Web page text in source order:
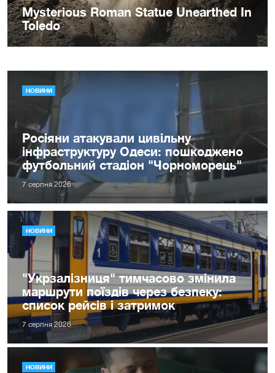
НОВИНИ
Росіяни атакували цивільну
інфраструктуру Одеси: пошкоджено
футбольний стадіон "Чорноморець"
7 серпня 2026
НОВИНИ
"Укрзалізниця" тимчасово змінила
маршрути поїздів через безпеку:
список рейсів і затримок
7 серпня 2026
НОВИНИ